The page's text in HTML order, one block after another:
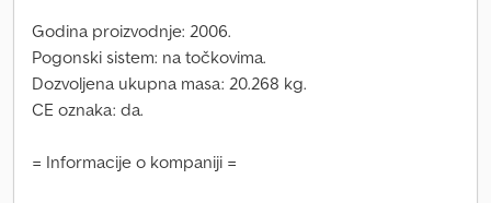
Godina proizvodnje: 2006.
Pogonski sistem: na točkovima.
Dozvoljena ukupna masa: 20.268 kg.
CE oznaka: da.
= Informacije o kompaniji =